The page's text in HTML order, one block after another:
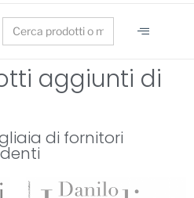
Search
for:
aggiunti di
di fornitori